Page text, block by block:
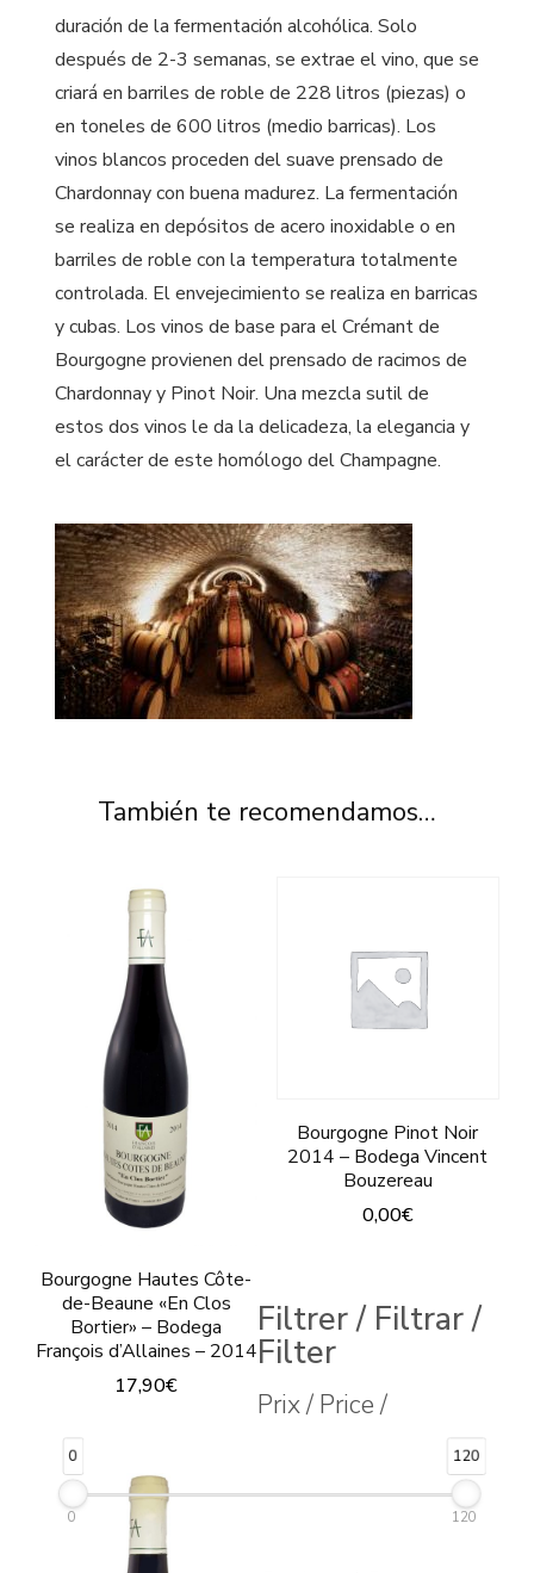
duración de la fermentación alcohólica. Solo
después de 2-3 semanas, se extrae el vino, que se
criará en barriles de roble de 228 litros (piezas) o
en toneles de 600 litros (medio barricas). Los
vinos blancos proceden del suave prensado de
Chardonnay con buena madurez. La fermentación
se realiza en depósitos de acero inoxidable o en
barriles de roble con la temperatura totalmente
controlada. El envejecimiento se realiza en barricas
y cubas. Los vinos de base para el Crémant de
Bourgogne provienen del prensado de racimos de
Chardonnay y Pinot Noir. Una mezcla sutil de
estos dos vinos le da la delicadeza, la elegancia y
el carácter de este homólogo del Champagne.
También te recomendamos…
Bourgogne Hautes Côte-
de-Beaune «En Clos
Bortier» – Bodega
François d’Allaines – 2014
17,90€
Bourgogne Pinot Noir
2014 – Bodega Vincent
Bouzereau
0,00€
tiene
variantes.
opciones
Filtrer / Filtrar /
Filter
Prix / Price /
0 120
0 120